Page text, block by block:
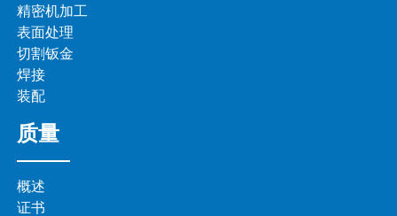
精密机加工
表面处理
切割钣金
焊接
装配
质量
概述
证书